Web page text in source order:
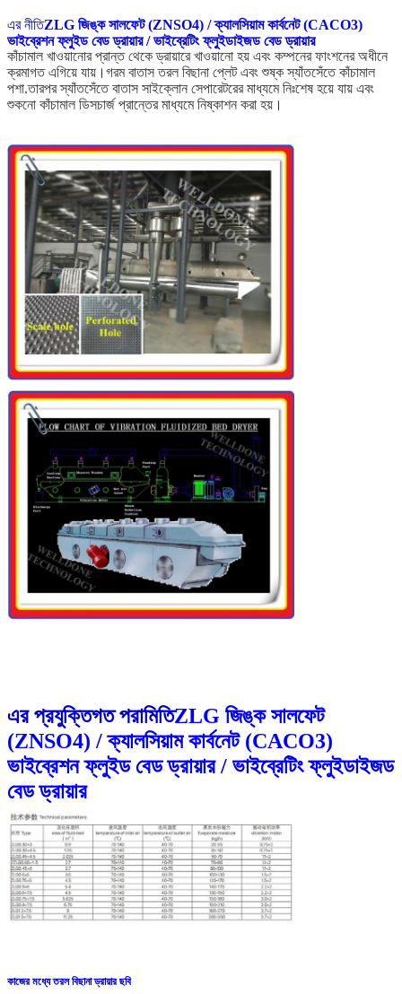
এর নীতিZLG জিঙ্ক সালফেট (ZNSO4) / ক্যালসিয়াম কার্বনেট (CACO3)
ভাইব্রেশন ফ্লুইড বেড ড্রায়ার / ভাইব্রেটিং ফ্লুইডাইজড বেড ড্রায়ার
কাঁচামাল খাওয়ানোর প্রান্ত থেকে ড্রায়ারে খাওয়ানো হয় এবং কম্পনের ফাংশনের অধীনে
ক্রমাগত এগিয়ে যায়।গরম বাতাস তরল বিছানা প্লেট এবং শুষ্ক স্যাঁতসেঁতে কাঁচামাল
পশা.তারপর স্যাঁতসেঁতে বাতাস সাইক্লোন সেপারেটরের মাধ্যমে নিঃশেষ হয়ে যায় এবং
শুকনো কাঁচামাল ডিসচার্জ প্রান্তের মাধ্যমে নিষ্কাশন করা হয়।
এর প্রযুক্তিগত পরামিতিZLG জিঙ্ক সালফেট
(ZNSO4) / ক্যালসিয়াম কার্বনেট (CACO3)
ভাইব্রেশন ফ্লুইড বেড ড্রায়ার / ভাইব্রেটিং ফ্লুইডাইজড
বেড ড্রায়ার
কাজের মধ্যে তরল বিছানা ড্রায়ার ছবি